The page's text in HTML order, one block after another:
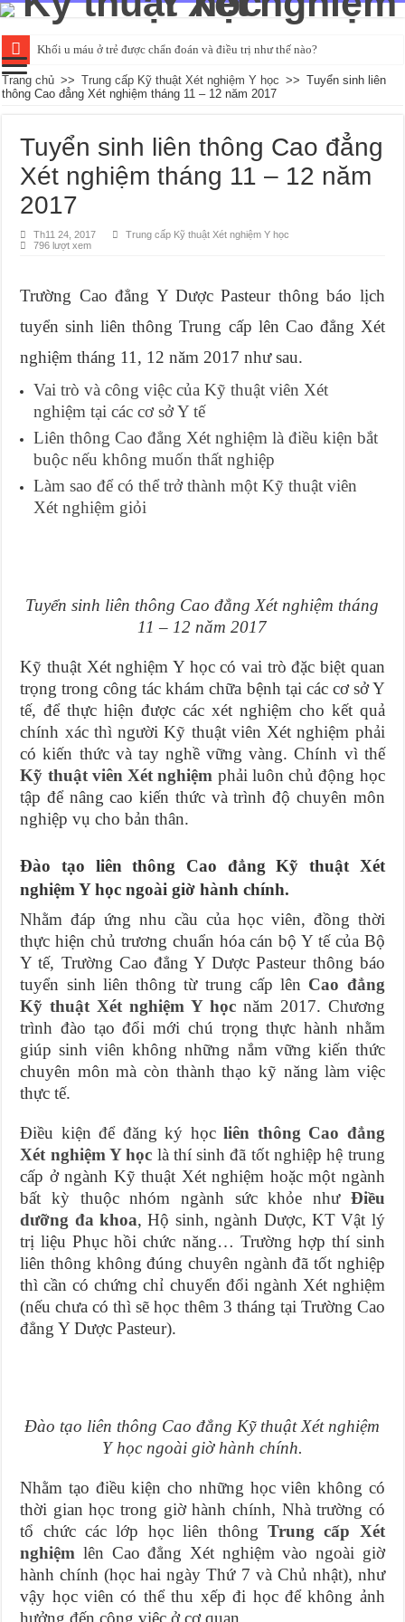
Khối u máu ở trẻ được chẩn đoán và điều trị như thế nào?
Đường huyết ổn định là bao nhiêu và kiểm tra như thế nào?
Các phương pháp xét nghiệm HIV qua mẫu máu phổ biến
Xét nghiệm nước tiểu có thể phát hiện những bệnh gì?
Trang chủ >> Trung cấp Kỹ thuật Xét nghiệm Y học >> Tuyển sinh liên
thông Cao đẳng Xét nghiệm tháng 11 – 12 năm 2017
Tuyển sinh liên thông Cao đẳng
Xét nghiệm tháng 11 – 12 năm
2017
Th11 24, 2017
Trung cấp Kỹ thuật Xét nghiệm Y học
796 lượt xem
Trường Cao đẳng Y Dược Pasteur thông báo lịch
tuyển sinh liên thông Trung cấp lên Cao đẳng Xét
nghiệm tháng 11, 12 năm 2017 như sau.
Vai trò và công việc của Kỹ thuật viên Xét
nghiệm tại các cơ sở Y tế
Liên thông Cao đẳng Xét nghiệm là điều kiện bắt
buộc nếu không muốn thất nghiệp
Làm sao để có thể trở thành một Kỹ thuật viên
Xét nghiệm giỏi
Tuyển sinh liên thông Cao đẳng Xét nghiệm tháng
11 – 12 năm 2017
Kỹ thuật Xét nghiệm Y học có vai trò đặc biệt quan
trọng trong công tác khám chữa bệnh tại các cơ sở Y
tế, để thực hiện được các xét nghiệm cho kết quả
chính xác thì người Kỹ thuật viên Xét nghiệm phải
có kiến thức và tay nghề vững vàng. Chính vì thế
Kỹ thuật viên Xét nghiệm phải luôn chủ động học
tập để nâng cao kiến thức và trình độ chuyên môn
nghiệp vụ cho bản thân.
Đào tạo liên thông Cao đẳng Kỹ thuật Xét
nghiệm Y học ngoài giờ hành chính.
Nhằm đáp ứng nhu cầu của học viên, đồng thời
thực hiện chủ trương chuẩn hóa cán bộ Y tế của Bộ
Y tế, Trường Cao đẳng Y Dược Pasteur thông báo
tuyển sinh liên thông từ trung cấp lên Cao đẳng
Kỹ thuật Xét nghiệm Y họcnăm 2017. Chương
trình đào tạo đổi mới chú trọng thực hành nhằm
giúp sinh viên không những nắm vững kiến thức
chuyên môn mà còn thành thạo kỹ năng làm việc
thực tế.
Điều kiện để đăng ký họcliên thông Cao đẳng
Xét nghiệm Y học là thí sinh đã tốt nghiệp hệ trung
cấp ở ngành Kỹ thuật Xét nghiệm hoặc một ngành
bất kỳ thuộc nhóm ngành sức khỏe như Điều
dưỡng đa khoa, Hộ sinh, ngành Dược, KT Vật lý
trị liệu Phục hồi chức năng… Trường hợp thí sinh
liên thông không đúng chuyên ngành đã tốt nghiệp
thì cần có chứng chỉ chuyển đổi ngành Xét nghiệm
(nếu chưa có thì sẽ học thêm 3 tháng tại Trường Cao
đẳng Y Dược Pasteur).
Đào tạo liên thông Cao đẳng Kỹ thuật Xét nghiệm
Y học ngoài giờ hành chính.
Nhằm tạo điều kiện cho những học viên không có
thời gian học trong giờ hành chính, Nhà trường có
tổ chức các lớp học liên thông Trung cấp Xét
nghiệm lên Cao đẳng Xét nghiệm vào ngoài giờ
hành chính (học hai ngày Thứ 7 và Chủ nhật), như
vậy học viên có thể thu xếp đi học để không ảnh
hưởng đến công việc ở cơ quan.